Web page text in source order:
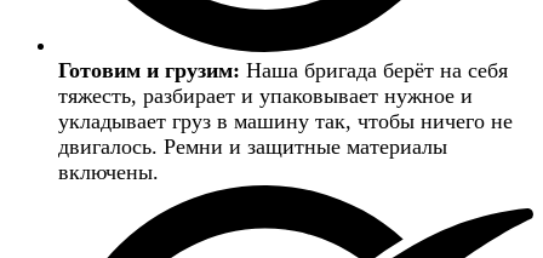
Готовим и грузим: Наша бригада берёт на себя
тяжесть, разбирает и упаковывает нужное и
укладывает груз в машину так, чтобы ничего не
двигалось. Ремни и защитные материалы
включены.